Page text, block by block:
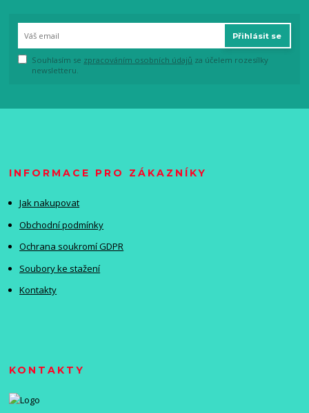
Přihlásit se
Souhlasím se zpracováním osobních údajů za účelem rozesílky
newsletteru.
INFORMACE PRO ZÁKAZNÍKY
Jak nakupovat
Obchodní podmínky
Ochrana soukromí GDPR
Soubory ke stažení
Kontakty
KONTAKTY